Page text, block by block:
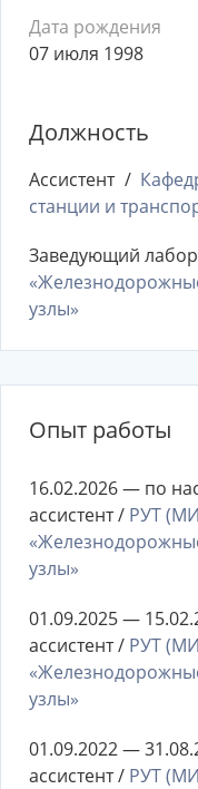
Дата рождения
07 июля 1998
Должность
Ассистент
станции и
Заведующий
узлы»
Опыт работы
16.02.2026 — по
ассистент / РУТ
узлы»
01.09.2025 —
ассистент / РУТ
узлы»
01.09.2022 —
ассистент / РУТ